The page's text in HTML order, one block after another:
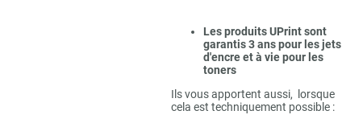
Les produits UPrint sont
garantis 3 ans pour les jets
d'encre et à vie pour les
toners
Ils vous apportent aussi, lorsque
cela est techniquement possible :